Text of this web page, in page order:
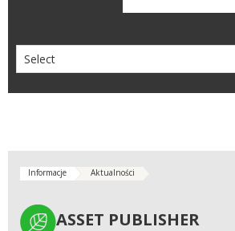
Informacje Aktualności
ASSET PUBLISHER
ASSET PUBLISHER